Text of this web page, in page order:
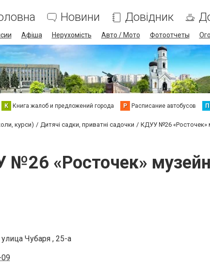
Новини Довідник
Афіша Нерухомість Авто / Мото Фотоотчеты
К Книга жалоб и предложений города Р Расписание автобусов П
курси) Дитячі садки, приватні садочки КДУУ №26 «Росточек»
№26 «Росточек»
Чубаря , 25-а